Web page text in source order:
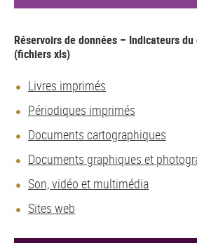
Réservoirs de données – Indicateurs
(fichiers xls)
Livres imprimés
Périodiques imprimés
Documents cartographiques
Documents graphiques et
Son, vidéo et multimédia
Sites web